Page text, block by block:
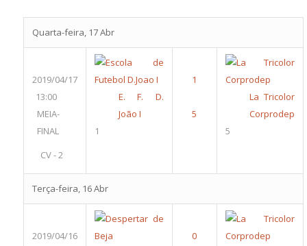
Quarta-feira, 17 Abr
2019/04/17
13:00
MEIA-
FINAL
CV - 2
E. F. D.
João I
1
La Tricolor
Corprodep
5
Terça-feira, 16 Abr
2019/04/16